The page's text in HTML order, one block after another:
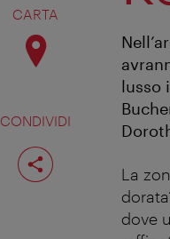
CARTA
CONDIVIDI
Condividi
pagina
lusso
La
dove